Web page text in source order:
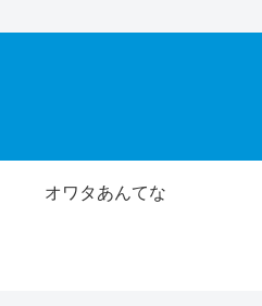
オワタあんてな